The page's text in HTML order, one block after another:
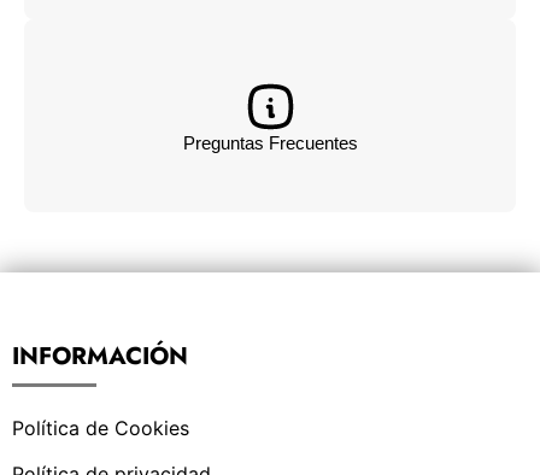
Preguntas Frecuentes
INFORMACIÓN
Política de Cookies